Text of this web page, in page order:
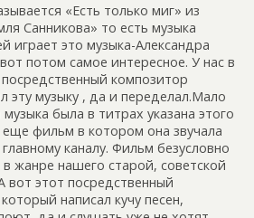
«Есть только миг» из
Санникова» то есть музыка
играет это музыка-Александра
потом самое интересное. У нас в
композитор
эту музыку , да и переделал.Мало
музыка была в титрах указана этого
еще фильм в котором она звучала
каналу. Фильм безусловно
жанре нашего старой, советской
вот этот посредственный
написал кучу песен,